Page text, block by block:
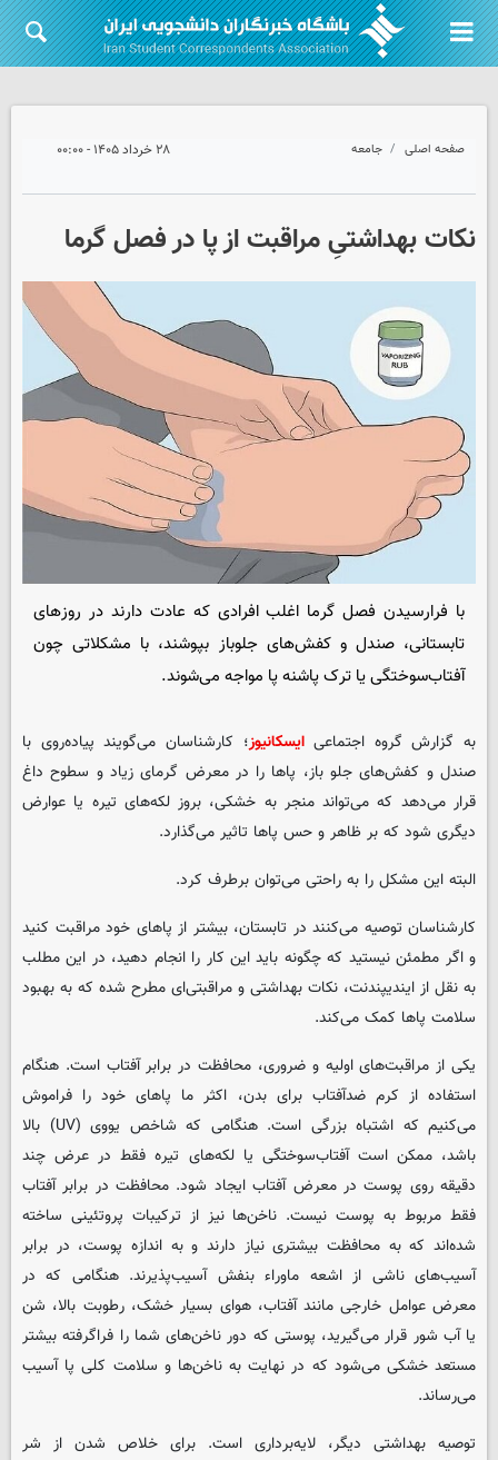
صفحه اصلی جامعه ۲۸ خرداد ۱۴۰۵ - ۰۰:۰۰
نکات بهداشتیِ مراقبت از پا در فصل گرما
با فرارسیدن فصل‌ گرما اغلب افرادی که عادت دارند در روزهای
تابستانی، صندل و کفش‌های جلوباز بپوشند، با مشکلاتی چون
آفتاب‌سوختگی یا ترک پاشنه پا مواجه می‌شوند.
به گزارش گروه اجتماعیایسکانیوز؛ کارشناسان می‌گویند پیاده‌روی با
صندل و کفش‌های جلو باز، پاها را در معرض گرمای زیاد و سطوح داغ
قرار می‌دهد که می‌تواند منجر به خشکی، بروز لکه‌های تیره یا عوارض
دیگری شود که بر ظاهر و حس پاها تاثیر می‌گذارد.
البته این مشکل را به راحتی می‌توان برطرف کرد.
کارشناسان توصیه می‌کنند در تابستان، بیشتر از پاهای خود مراقبت کنید
و اگر مطمئن نیستید که چگونه باید این کار را انجام دهید، در این مطلب
به نقل از ایندیپندنت، نکات بهداشتی و مراقبتی‌ای مطرح شده که به بهبود
سلامت پاها کمک می‌کند.
یکی از مراقبت‌های اولیه و ضروری، محافظت در برابر آفتاب است. هنگام
استفاده از کرم ضدآفتاب برای بدن، اکثر ما پاهای خود را فراموش
می‌کنیم که اشتباه بزرگی است. هنگامی که شاخص یووی (UV) بالا
باشد، ممکن است آفتاب‌سوختگی یا لکه‌های تیره فقط در عرض چند
دقیقه روی پوست در معرض آفتاب ایجاد شود. محافظت در برابر آفتاب
فقط مربوط به پوست نیست. ناخن‌ها نیز از ترکیبات پروتئینی ساخته
شده‌اند که به محافظت بیشتری نیاز دارند و به اندازه پوست، در برابر
آسیب‌های ناشی از اشعه ماوراء بنفش آسیب‌پذیرند. هنگامی که در
معرض عوامل خارجی مانند آفتاب، هوای بسیار خشک، رطوبت بالا، شن
یا آب‌ شور قرار می‌گیرید، پوستی که دور ناخن‌های شما را فراگرفته بیشتر
مستعد خشکی می‌شود که در نهایت به ناخن‌ها و سلامت کلی پا آسیب
می‌رساند.
توصیه بهداشتی دیگر، لایه‌برداری است. برای خلاص شدن از شر